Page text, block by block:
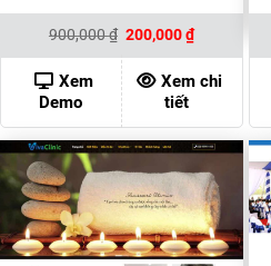
900,000₫ Giá
là:
900,000 ₫.
200,000₫Giá
hiện
tại
là:
200,000 ₫.
Xem
Demo
Xem chi
tiết